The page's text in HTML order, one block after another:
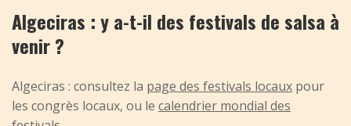
Algeciras : y a-t-il des festivals de salsa à
venir ?
Algeciras : consultez la page des festivals locaux pour
les congrès locaux, ou le calendrier mondial des